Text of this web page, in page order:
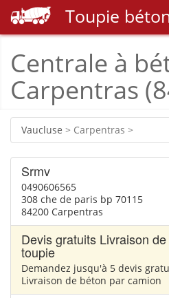
Toupie
Centrale à
Carpentras
Vaucluse > Carpentras >
Srmv
0490606565
308 che de paris bp 70115
84200 Carpentras
Devis gratuits Livraison
toupie
Demandez jusqu'à 5 devis
Livraison de béton par camion